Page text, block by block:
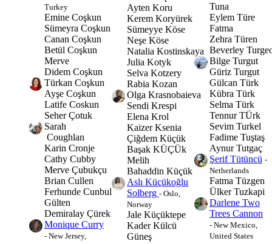
Turkey
Emine Coşkun
Sümeyra Coşkun
Canan Coşkun
Betül Coşkun
Merve
Didem Coşkun
Türkan Coşkun
Ayşe Coşkun
Latife Coskun
Seher Çotuk
Sarah
Coughlan
Karin Cronje
Cathy Cubby
Merve Çubukçu
Brian Cullen
Ferhunde Cunbul
Gülten
Demiralay Çürek
Monique Curry
- New Jersey,
Ayten Koru
Kerem Koryürek
Sümeyye Köse
Neşe Köse
Natalia Kostinskaya
Julia Kotyk
Selva Kotzery
Rabia Kozan
Olga Krasnobaieva
Sendi Krespi
Elena Krol
Kaizer Ksenia
Çiğdem Küçük
Başak KÜÇÜk
Melih
Bahaddin Küçük
Aslı Küçükoğlu
Solberg - Oslo,
Norway
Jale Küçüktepe
Kader Külcü
Güneş
Tuna
Eylem Türe
Fatma
Zehra Türen
Beverley
Bilge Turgut
Güriz Turgut
Gülcan Türk
Kübra Türk
Selma Türk
Tennur TÜrk
Sevim Turkel
Fadime Tuştaş
Aynur Tutgaç
Şerif Tütüncü -
Netherlands
Fatma Tüzgen
Ülker Tuzkapi
Darlene Two
Trees Cannon
- New Mexico,
United States